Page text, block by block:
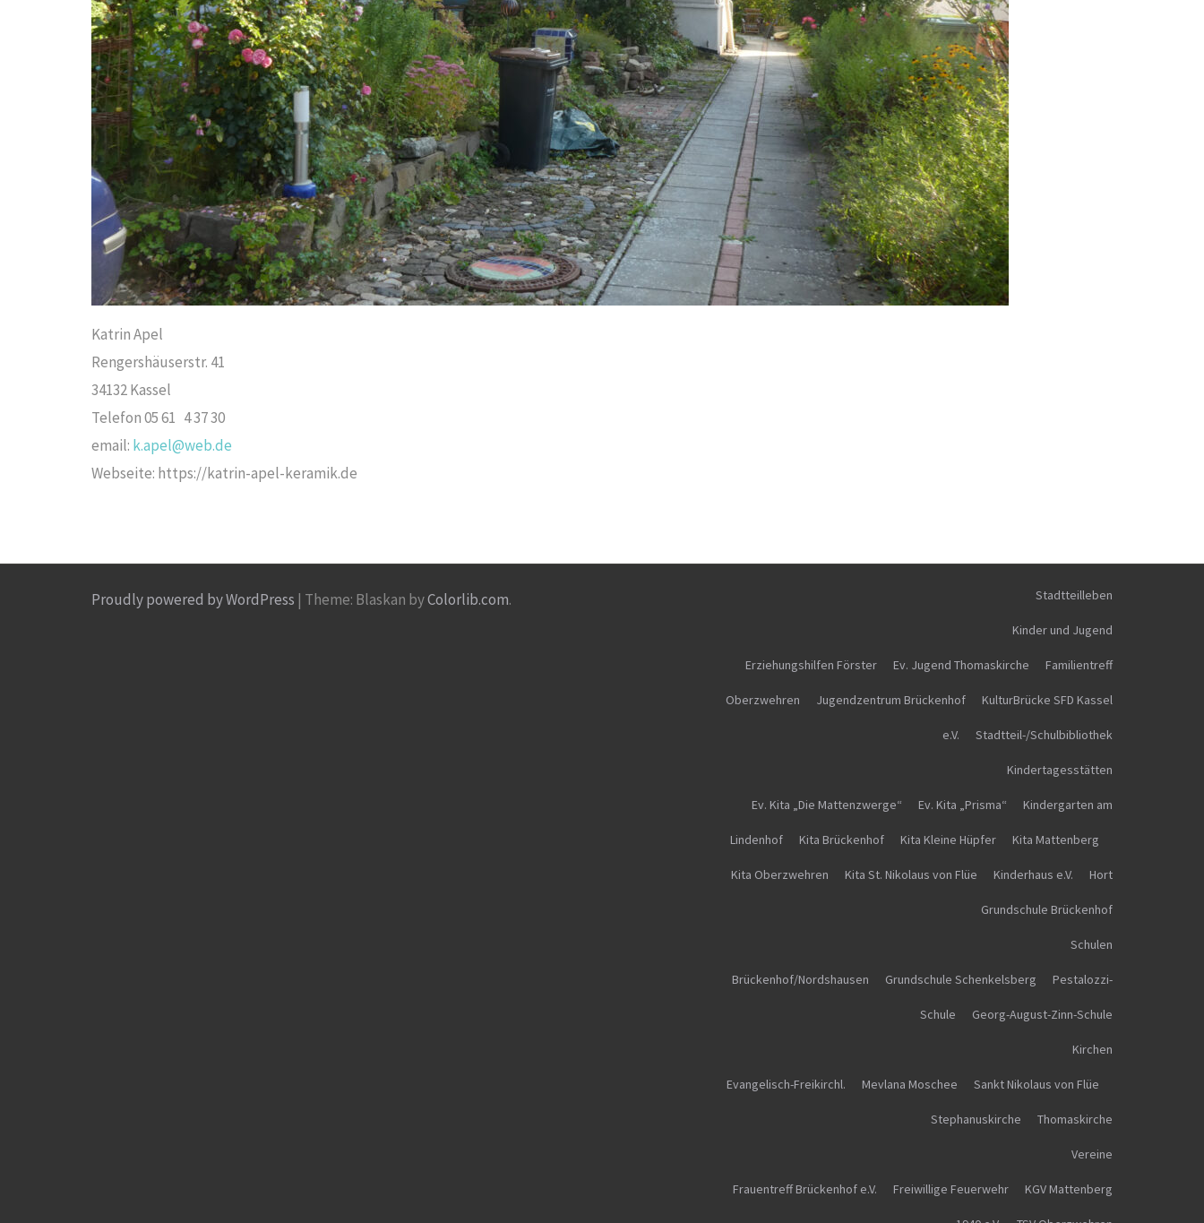
Katrin Apel
Rengershäuserstr. 41
34132 Kassel
Telefon 05 61 4 37 30
email: k.apel@web.de
Webseite: https://katrin-apel-keramik.de
Proudly powered by WordPress | Theme: Blaskan byColorlib.com. Stadtteilleben
Kinder und Jugend
Erziehungshilfen Förster Ev. Jugend Thomaskirche Familientreff
Oberzwehren Jugendzentrum Brückenhof KulturBrücke SFD Kassel
e.V. Stadtteil-/Schulbibliothek
Kindertagesstätten
Ev. Kita „Die Mattenzwerge“ Ev. Kita „Prisma“ Kindergarten am
Lindenhof Kita Brückenhof Kita Kleine Hüpfer Kita Mattenberg
Kita Oberzwehren Kita St. Nikolaus von Flüe Kinderhaus e.V. Hort
Grundschule Brückenhof
Schulen
Brückenhof/Nordshausen Grundschule Schenkelsberg Pestalozzi-
Schule Georg-August-Zinn-Schule
Kirchen
Evangelisch-Freikirchl. Mevlana Moschee Sankt Nikolaus von Flüe
Stephanuskirche Thomaskirche
Vereine
Frauentreff Brückenhof e.V. Freiwillige Feuerwehr KGV Mattenberg